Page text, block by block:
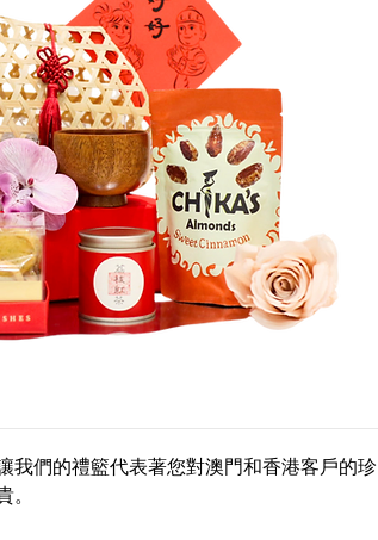
我們的禮籃代表著您對澳門和香港客戶的珍
。